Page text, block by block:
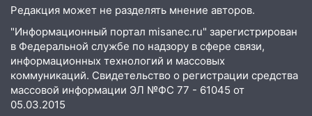
11:30
Кабмин РФ разрешил до 1 июля
2027 года импорт, выпуск и обращение
бензина Евро 2, Евро 3, Евро 4
11:12 Соцсети: на Рябикова автомобиль
врезался в забор
10:27 Где есть бензин в Ульяновске
Редакция может не разделять мнение авторов.
"Информационный портал misanec.ru" зарегистрирован
в Федеральной службе по надзору в сфере связи,
информационных технологий и массовых
коммуникаций. Свидетельство о регистрации средства
массовой информации ЭЛ №ФС 77 - 61045 от
05.03.2015